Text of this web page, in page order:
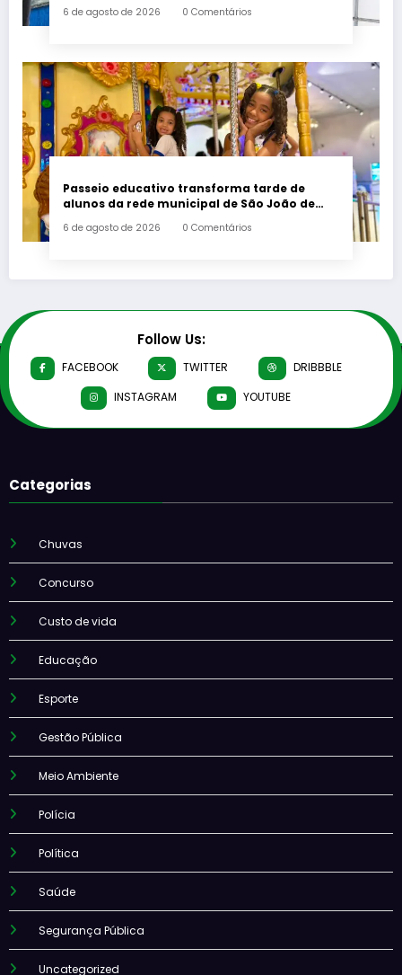
6 de agosto de 2026 0 Comentários
Passeio educativo transforma tarde de
alunos da rede municipal de São João de
6 de agosto de 2026 0 Comentários
Follow Us:
FACEBOOK TWITTER
DRIBBBLE
INSTAGRAM
YOUTUBE
Categorias
Chuvas
Concurso
Custo de vida
Educação
Esporte
Gestão Pública
Meio Ambiente
Polícia
Política
Saúde
Segurança Pública
Uncategorized